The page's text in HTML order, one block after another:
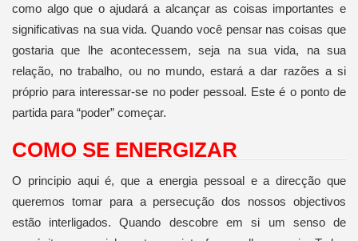
como algo que o ajudará a alcançar as coisas importantes e
significativas na sua vida. Quando você pensar nas coisas que
gostaria que lhe acontecessem, seja na sua vida, na sua
relação, no trabalho, ou no mundo, estará a dar razões a si
próprio para interessar-se no poder pessoal. Este é o ponto de
partida para “poder” começar.
COMO SE ENERGIZAR
O principio aqui é, que a energia pessoal e a direcção que
queremos tomar para a persecução dos nossos objectivos
estão interligados. Quando descobre em si um senso de